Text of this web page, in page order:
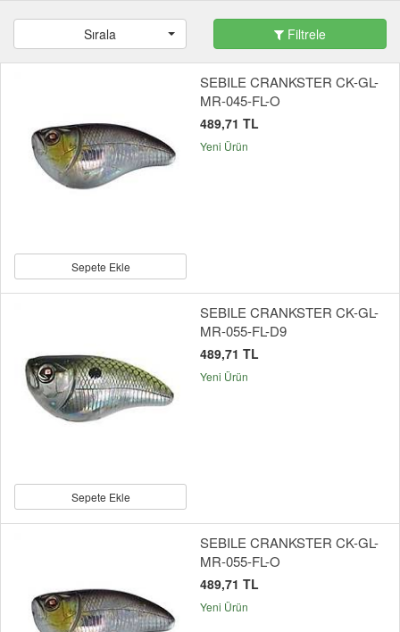
Sırala Filtrele
Sepete Ekle
SEBILE CRANKSTER CK-GL-
MR-045-FL-O
489,71 TL
Yeni Ürün
Sepete Ekle
SEBILE CRANKSTER CK-GL-
MR-055-FL-D9
489,71 TL
Yeni Ürün
SEBILE CRANKSTER CK-GL-
MR-055-FL-O
489,71 TL
Yeni Ürün